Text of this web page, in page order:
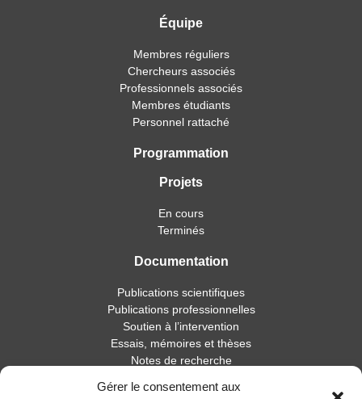
Gérer le consentement aux
Équipe
Membres réguliers
Chercheurs associés
Professionnels associés
Membres étudiants
Personnel rattaché
Programmation
Projets
En cours
Terminés
Documentation
Publications scientifiques
Publications professionnelles
Soutien à l’intervention
Essais, mémoires et thèses
Notes de recherche
Activités